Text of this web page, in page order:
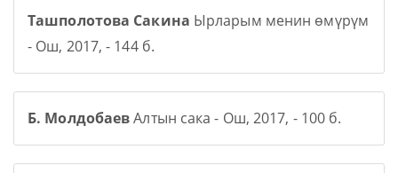
Ташполотова Сакина Ырларым менин өмүрүм
- Ош, 2017, - 144 б.
Б. МолдобаевАлтын сака - Ош, 2017, - 100 б.